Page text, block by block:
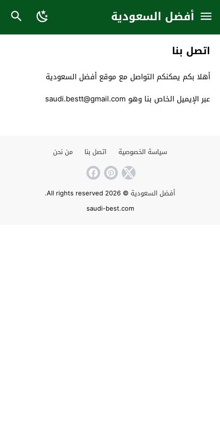
أفضل السعودية
اتصل بنا
أهلا بكم يمكنكم التواصل مع موقع أفضل السعودية
عبر الإيميل الخاص بنا وهو saudi.bestt@gmail.com
سياسة الخصوصية اتصل بنا من نحن
أفضل السعودية © 2026 All rights reserved.
saudi-best.com